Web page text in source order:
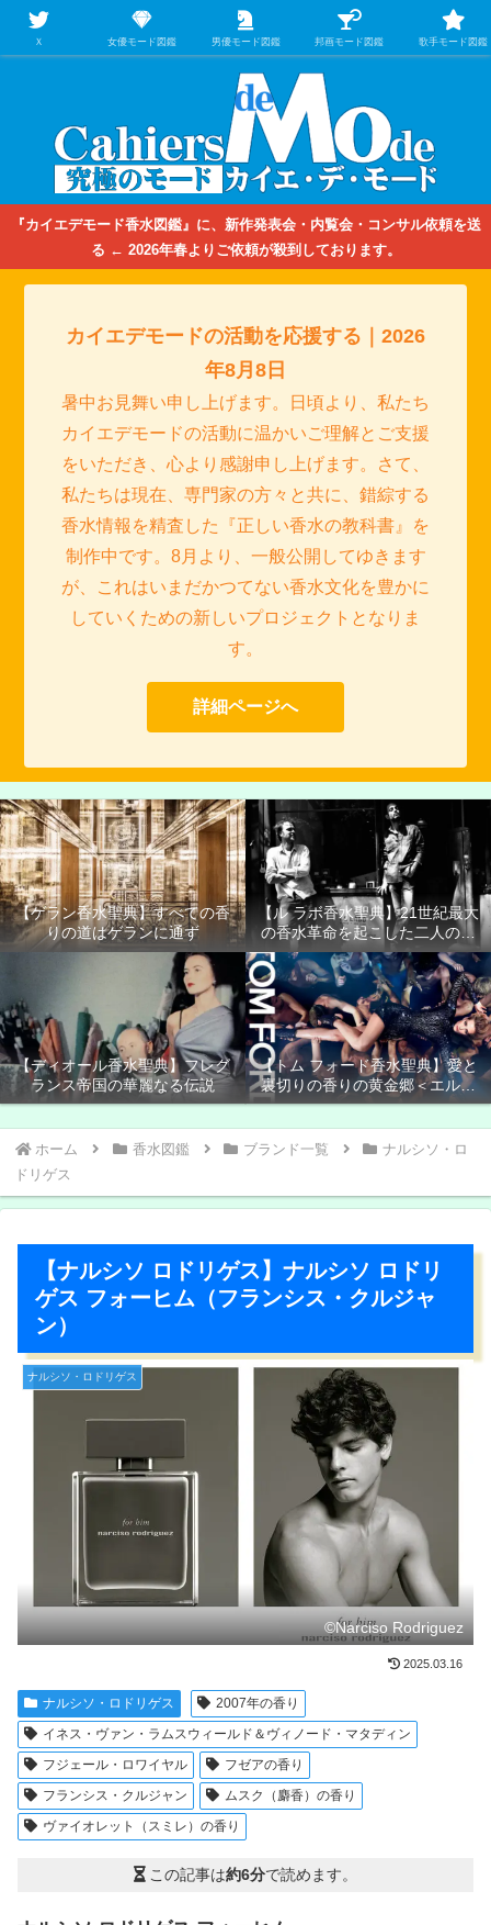
【映画/音楽の中のファッション＆香水】を徹底的に分析するファッション＆ア
パレル業界人のための学習サイト
『カイエデモード香水図鑑』に、新作発表会・内覧会・コンサル依頼を送
る ← 2026年春よりご依頼が殺到しております。
カイエデモードの活動を応援する｜2026
年8月8日
暑中お見舞い申し上げます。日頃より、私たち
カイエデモードの活動に温かいご理解とご支援
をいただき、心より感謝申し上げます。さて、
私たちは現在、専門家の方々と共に、錯綜する
香水情報を精査した『正しい香水の教科書』を
制作中です。8月より、一般公開してゆきます
が、これはいまだかつてない香水文化を豊かに
していくための新しいプロジェクトとなりま
す。
詳細ページへ
【ゲラン香水聖典】すべての香
りの道はゲランに通ず
【ル ラボ香水聖典】21世紀最大
の香水革命を起こした二人の男
たち
【ディオール香水聖典】フレグ
ランス帝国の華麗なる伝説
【トム フォード香水聖典】愛と
裏切りの香りの黄金郷＜エルド
ラド＞
ホーム 香水図鑑 ブランド一覧
ナルシソ・ロ
ドリゲス
【ナルシソ ロドリゲス】ナルシソ ロドリ
ゲス フォーヒム（フランシス・クルジャ
ン）
ナルシソ・ロドリゲス
©Narciso Rodriguez
2025.03.16
ナルシソ・ロドリゲス
2007年の香り
イネス・ヴァン・ラムスウィールド＆ヴィノード・マタディン
フジェール・ロワイヤル
フゼアの香り
フランシス・クルジャン
ムスク（麝香）の香り
ヴァイオレット（スミレ）の香り
この記事は約6分で読めます。
Ｘ 女優モード図鑑 男優モード図鑑 邦画モード図鑑 歌手モード図鑑